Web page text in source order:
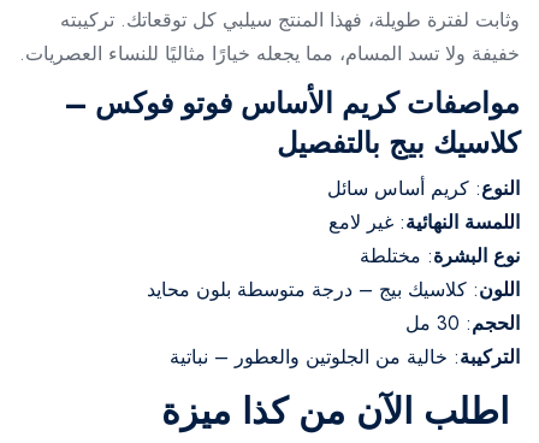
وثابت لفترة طويلة، فهذا المنتج سيلبي كل توقعاتك. تركيبته
خفيفة ولا تسد المسام، مما يجعله خيارًا مثاليًا للنساء العصريات.
مواصفات كريم الأساس فوتو فوكس –
كلاسيك بيج بالتفصيل
النوع: كريم أساس سائل
اللمسة النهائية: غير لامع
نوع البشرة: مختلطة
اللون: كلاسيك بيج – درجة متوسطة بلون محايد
الحجم: 30 مل
التركيبة: خالية من الجلوتين والعطور – نباتية
اطلب الآن من كذا ميزة